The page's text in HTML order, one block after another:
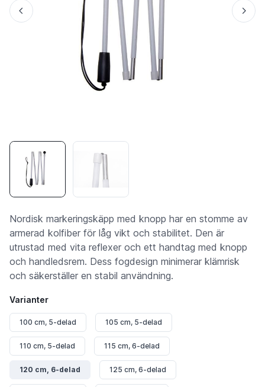
Nordisk markeringskäpp med knopp har en stomme av
armerad kolfiber för låg vikt och stabilitet. Den är
utrustad med vita reflexer och ett handtag med knopp
och handledsrem. Dess fogdesign minimerar klämrisk
och säkerställer en stabil användning.
Varianter
100 cm, 5-delad 105 cm, 5-delad
110 cm, 5-delad 115 cm, 6-delad
120 cm, 6-delad 125 cm, 6-delad